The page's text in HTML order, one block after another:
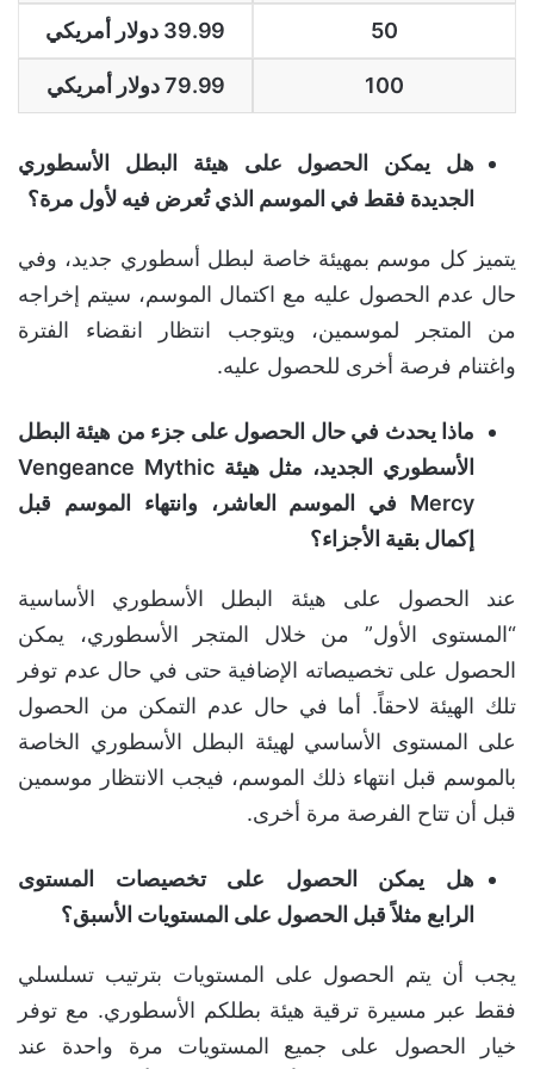
50 39.99 دولار أمريكي
100 79.99 دولار أمريكي
هل يمكن الحصول على هيئة البطل الأسطوري
الجديدة فقط في الموسم الذي تُعرض فيه لأول مرة؟
يتميز كل موسم بمهيئة خاصة لبطل أسطوري جديد، وفي
حال عدم الحصول عليه مع اكتمال الموسم، سيتم إخراجه
من المتجر لموسمين، ويتوجب انتظار انقضاء الفترة
واغتنام فرصة أخرى للحصول عليه.
ماذا يحدث في حال الحصول على جزء من هيئة البطل
الأسطوري الجديد، مثل هيئة Vengeance Mythic
Mercy في الموسم العاشر، وانتهاء الموسم قبل
إكمال بقية الأجزاء؟
عند الحصول على هيئة البطل الأسطوري الأساسية
“المستوى الأول” من خلال المتجر الأسطوري، يمكن
الحصول على تخصيصاته الإضافية حتى في حال عدم توفر
تلك الهيئة لاحقاً. أما في حال عدم التمكن من الحصول
على المستوى الأساسي لهيئة البطل الأسطوري الخاصة
بالموسم قبل انتهاء ذلك الموسم، فيجب الانتظار موسمين
قبل أن تتاح الفرصة مرة أخرى.
هل يمكن الحصول على تخصيصات المستوى
الرابع مثلاً قبل الحصول على المستويات الأسبق؟
يجب أن يتم الحصول على المستويات بترتيب تسلسلي
فقط عبر مسيرة ترقية هيئة بطلكم الأسطوري. مع توفر
خيار الحصول على جميع المستويات مرة واحدة عند